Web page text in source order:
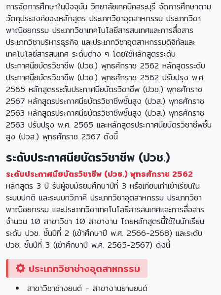
การจัดการศึกษาในปัจจุบัน วิทยาลัยเทคนิคสระบุรี จัดการศึกษาตาม
วัตถุประสงค์ของหลักสูตร ประเภทวิชาอุตสาหกรรม ประเภทวิชา
พาณิชยกรรม ประเภทวิชาเทคโนโลยีสารสนเทศและการสื่อสาร
ประเภทวิชาบริหารธุรกิจ และประเภทวิชาอุตสาหกรรมดิจิทัลและ
เทคโนโลยีสารสนเทศ ระดับต่าง ๆ โดยใช้หลักสูตรระดับ
ประกาศนียบัตรวิชาชีพ (ปวช.) พุทธศักราช 2562 หลักสูตรระดับ
ประกาศนียบัตรวิชาชีพ (ปวช.) พุทธศักราช 2562 ปรับปรุง พ.ศ.
2565 หลักสูตรระดับประกาศนียบัตรวิชาชีพ (ปวช.) พุทธศักราช
2567 หลักสูตรประกาศนียบัตรวิชาชีพชั้นสูง (ปวส.) พุทธศักราช
2563 หลักสูตรประกาศนียบัตรวิชาชีพชั้นสูง (ปวส.) พุทธศักราช
2563 ปรับปรุง พ.ศ. 2565 และหลักสูตรประกาศนียบัตรวิชาชีพชั้น
สูง (ปวส.) พุทธศักราช 2567 ดังนี้
ระดับประกาศนียบัตรวิชาชีพ (ปวช.)
ระดับประกาศนียบัตรวิชาชีพ (ปวช.) พุทธศักราช 2562
หลักสูตร 3 ปี รับผู้จบมัธยมศึกษาปีที่ 3 หรือเทียบเท่าเข้าเรียนใน
ระบบปกติ และระบบทวิภาคี ประเภทวิชาอุตสาหกรรม ประเภทวิชา
พาณิชยกรรม และประเภทวิชาเทคโนโลยีสารสนเทศและการสื่อสาร
จำนวน 10 สาขาวิชา 10 สาขางาน โดยหลักสูตรนี้ใช้ในนักเรียน
ระดับ ปวช. ชั้นปีที่ 2 (เข้าศึกษาปี พ.ศ. 2566-2568) และระดับ
ปวช. ชั้นปีที่ 3 (เข้าศึกษาปี พ.ศ. 2565-2567) ดังนี้
ประเภทวิชาช่างอุตสาหกรรม
สาขาวิชาช่างยนต์ - สาขางานยานยนต์